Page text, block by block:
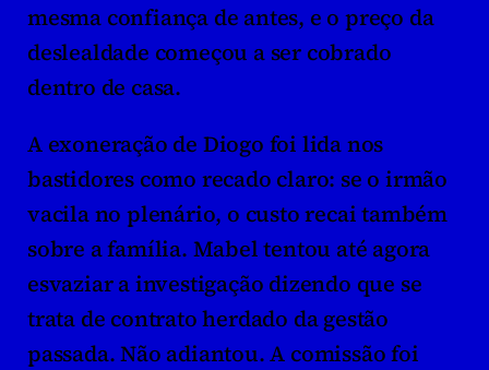
mesma confiança de antes, e o preço da
deslealdade começou a ser cobrado
dentro de casa.
A exoneração de Diogo foi lida nos
bastidores como recado claro: se o irmão
vacila no plenário, o custo recai também
sobre a família. Mabel tentou até agora
esvaziar a investigação dizendo que se
trata de contrato herdado da gestão
passada. Não adiantou. A comissão foi